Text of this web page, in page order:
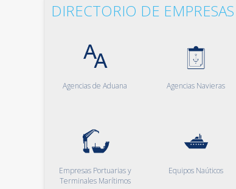
DIRECTORIO DE EMPRESAS
Agencias de Aduana Agencias Navieras
Empresas Portuarias y
Terminales Marítimos
Equipos Naúticos